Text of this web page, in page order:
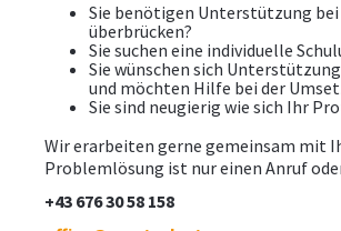
Sie benötigen Unterstützung
überbrücken?
Sie suchen eine individuelle
Sie wünschen sich
und möchten Hilfe bei der
Sie sind neugierig wie sich Ihr
Wir erarbeiten gerne gemeinsam mit
Problemlösung ist nur einen Anruf
+43 676 30 58 158